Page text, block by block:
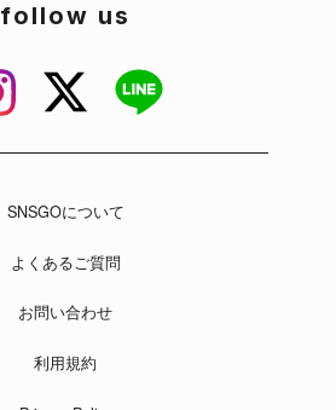
follow us
SNSGOについて
よくあるご質問
お問い合わせ
利用規約